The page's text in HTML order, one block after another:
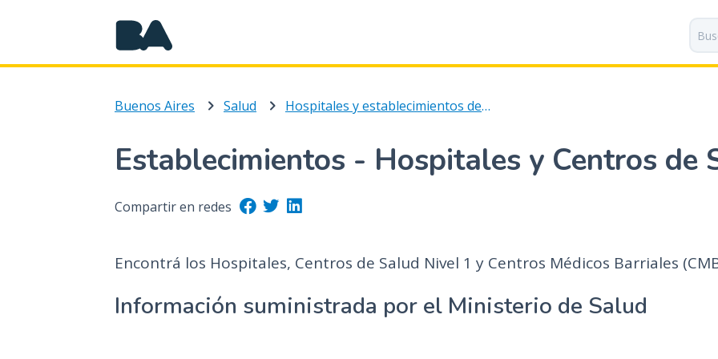
a
o
i
o
p
Buenos Aires Salud Hospitales y establecimientos de salud
Establecimientos - Hospitales y Centros de
Compartir en redes
Encontrá los Hospitales, Centros de Salud Nivel 1 y Centros Médicos Barriales
Información suministrada por el Ministerio de Salud